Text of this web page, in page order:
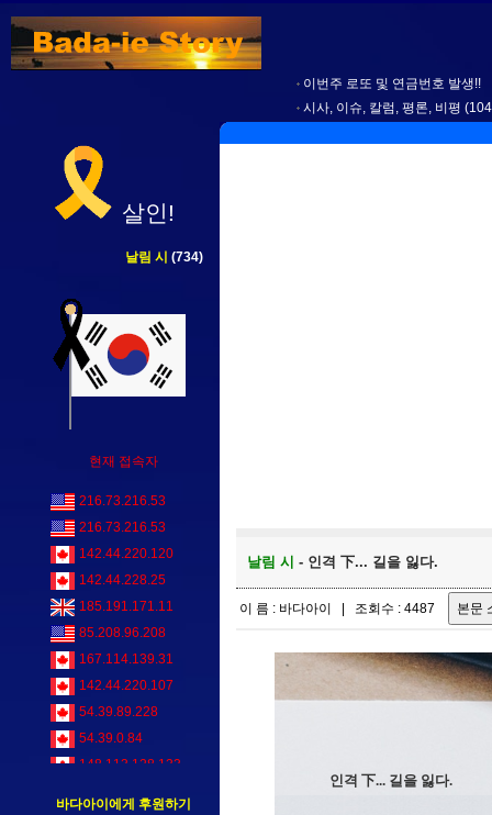
이번주 로또 및 연금번호 발생!!
시사, 이슈, 칼럼, 평론, 비평
살인!
날림 시 (734)
현재 접속자
216.73.216.53
216.73.216.53
142.44.220.120
142.44.228.25
185.191.171.11
85.208.96.208
167.114.139.31
142.44.220.107
54.39.89.228
54.39.0.84
148.113.128.133
바다아이에게 후원하기
날림 시 - 인격 下... 길을 잃다.
이 름 : 바다아이 | 조회수 : 4487
인격 下... 길을 잃다.